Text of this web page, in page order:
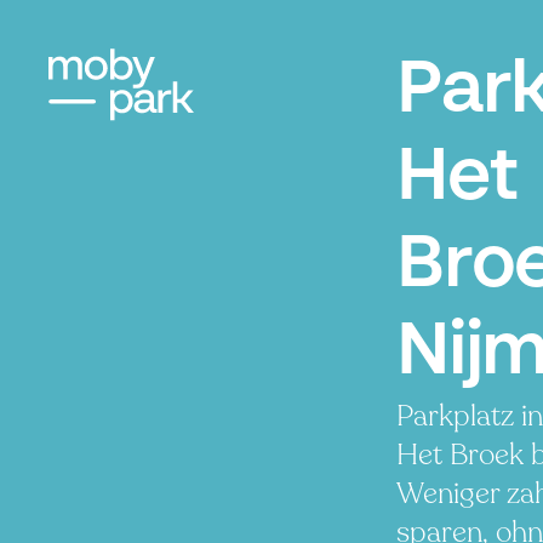
Het
Parkplatz
Het Broek
Weniger
sparen,